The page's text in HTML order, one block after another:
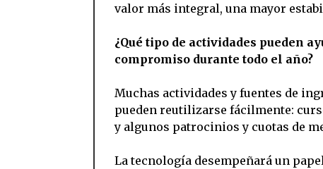
valor más integral, una mayor
¿Qué tipo de actividades pueden
compromiso durante todo el año?
Muchas actividades y fuentes de
pueden reutilizarse fácilmente:
y algunos patrocinios y cuotas de
La tecnología desempeñará un